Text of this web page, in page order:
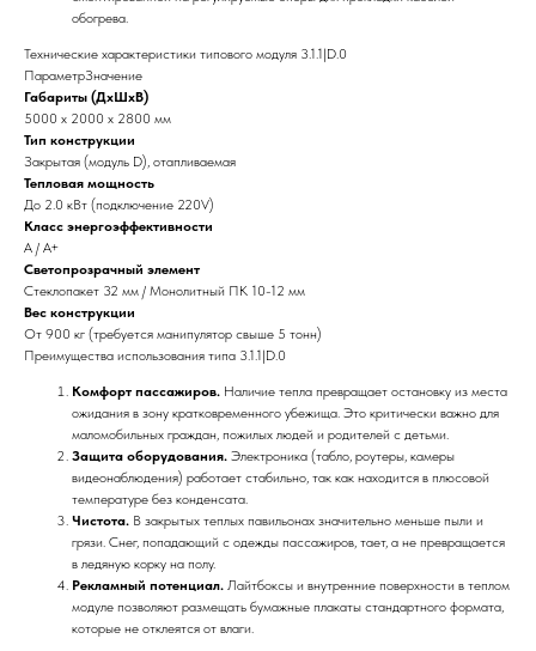
обогрева.
Технические характеристики типового модуля 3.1.1|D.0
ПараметрЗначение
Габариты (ДхШхВ)
5000 х 2000 х 2800 мм
Тип конструкции
Закрытая (модуль D), отапливаемая
Тепловая мощность
До 2.0 кВт (подключение 220V)
Класс энергоэффективности
А / А+
Светопрозрачный элемент
Стеклопакет 32 мм / Монолитный ПК 10-12 мм
Вес конструкции
От 900 кг (требуется манипулятор свыше 5 тонн)
Преимущества использования типа 3.1.1|D.0
Комфорт пассажиров. Наличие тепла превращает остановку из места
ожидания в зону кратковременного убежища. Это критически важно для
маломобильных граждан, пожилых людей и родителей с детьми.
Защита оборудования. Электроника (табло, роутеры, камеры
видеонаблюдения) работает стабильно, так как находится в плюсовой
температуре без конденсата.
Чистота. В закрытых теплых павильонах значительно меньше пыли и
грязи. Снег, попадающий с одежды пассажиров, тает, а не превращается
в ледяную корку на полу.
Рекламный потенциал. Лайтбоксы и внутренние поверхности в теплом
модуле позволяют размещать бумажные плакаты стандартного формата,
которые не отклеятся от влаги.